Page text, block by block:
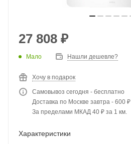
27 808 ₽
Мало Нашли дешевле?
Хочу в подарок
Самовывоз сегодня - бесплатно
Доставка по Москве завтра - 600 ₽
За пределами МКАД 40 ₽ за 1 км.
Характеристики